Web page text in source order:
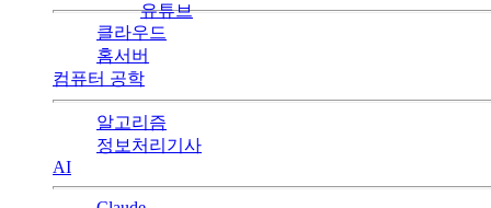
유튜브
클라우드
홈서버
컴퓨터 공학
알고리즘
정보처리기사
AI